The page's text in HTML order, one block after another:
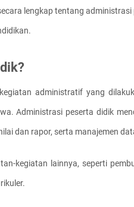
lengkap tentang
administratif yang
Administrasi peserta didik
dan rapor, serta manajemen
kegiatan lainnya, seperti